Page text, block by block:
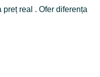
real . Ofer diferența